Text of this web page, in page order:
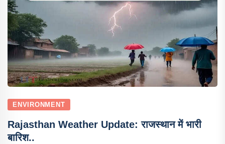
ENVIRONMENT
Rajasthan Weather Update: राजस्थान में भारी
बारिश..